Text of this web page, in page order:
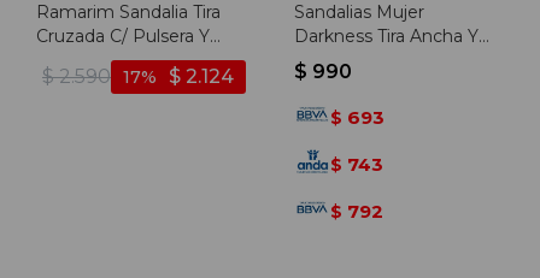
Ramarim Sandalia Tira
Cruzada C/ Pulsera Y
Aplique Taco Cuadrado -
Negro
$ 2.590 $ 2.124
17
Sandalias Mujer
Darkness Tira Ancha Y
Hebilla - Marron Claro
$ 990
$ 693
$ 743
$ 792